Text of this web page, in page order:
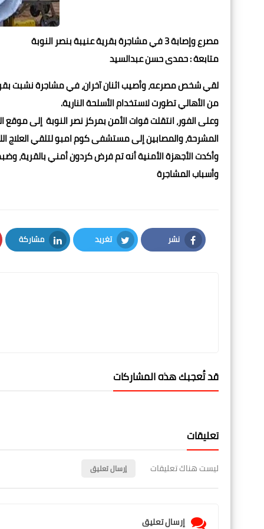
مصرع وإصابة 3 في مشاجرة بقرية عنيبة بنصر النوبة
متابعة : حمدى حسن عبدالسيد
لقي شخص مصرعه، وأصيب اثنان آخران، في مشاجرة نشبت بقرية
من الأهالي تطورت لاستخدام الأسلحة النارية.
وعلى الفور، انتقلت قوات الأمن بمركز نصر النوبة إلى
المشرحة، والمصابين إلى مستشفى كوم امبو لتلقي العلاج
وأكدت الأجهزة الأمنية أنه تم فرض كردون أمني بالقرية،
وأسباب المشاجرة
نشر
Facebook
تغريد
Twitter
مشاركة
LinkedIn
قد تُعجبك هذه المشاركات
تعليقات
ليست هناك تعليقات إرسال تعليق
إرسال تعليق